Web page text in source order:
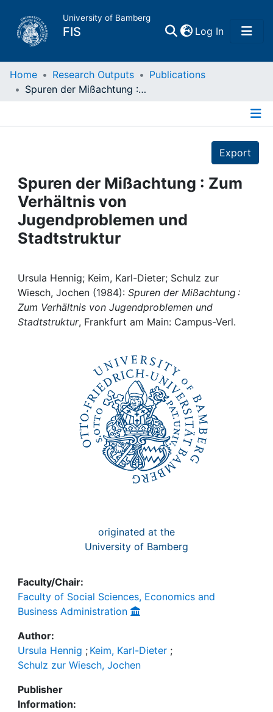
University of Bamberg
FIS Log In(current)
Home
Projects
People
Institutions
Awards
My FIS
Home Research Outputs
Publications
Spuren der Mißachtung : Zum Verhältnis von Jugendproblemen und Stadtstruktur
Export
Spuren der Mißachtung : Zum
Verhältnis von
Jugendproblemen und
Stadtstruktur
Ursula Hennig; Keim, Karl-Dieter; Schulz zur
Wiesch, Jochen (1984): Spuren der Mißachtung :
Zum Verhältnis von Jugendproblemen und
Stadtstruktur, Frankfurt am Main: Campus-Verl.
originated at the
University of Bamberg
Faculty/Chair:
Faculty of Social Sciences, Economics and
Business Administration
Author:
Ursula Hennig ; Keim, Karl-Dieter ;
Schulz zur Wiesch, Jochen
Publisher
Information: